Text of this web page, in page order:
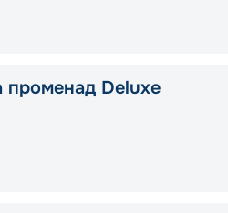
променад Deluxe